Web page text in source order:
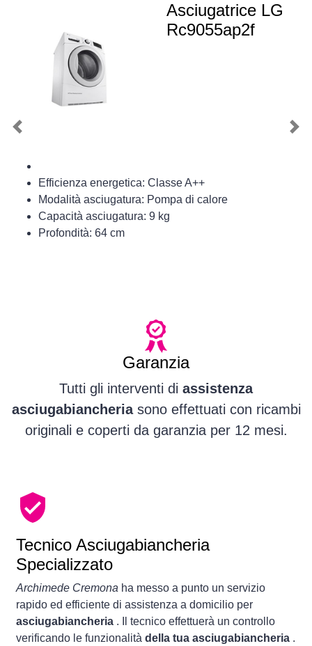
Asciugatrice LG
Rc9055ap2f
Efficienza energetica: Classe A++
Modalità asciugatura: Pompa di calore
Capacità asciugatura: 9 kg
Profondità: 64 cm
Previous
Garanzia
Tutti gli interventi di assistenza
asciugabiancheria sono effettuati con ricambi
originali e coperti da garanzia per 12 mesi.
Tecnico Asciugabiancheria
Specializzato
Archimede Cremona ha messo a punto un servizio
rapido ed efficiente di assistenza a domicilio per
asciugabiancheria . Il tecnico effettuerà un controllo
verificando le funzionalità della tua asciugabiancheria .